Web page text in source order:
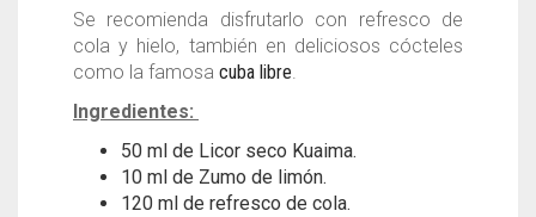
Se recomienda disfrutarlo con refresco de
cola y hielo, también en deliciosos cócteles
como la famosa cuba libre.
Ingredientes:
50 ml de Licor seco Kuaima.
10 ml de Zumo de limón.
120 ml de refresco de cola.